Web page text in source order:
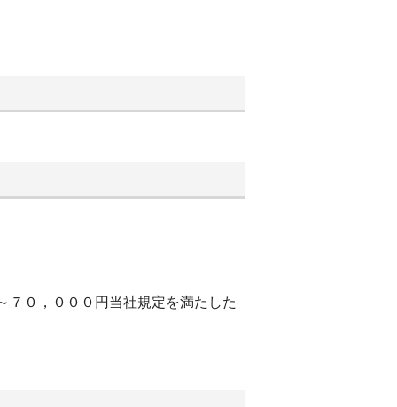
０，０００円当社規定を満たした